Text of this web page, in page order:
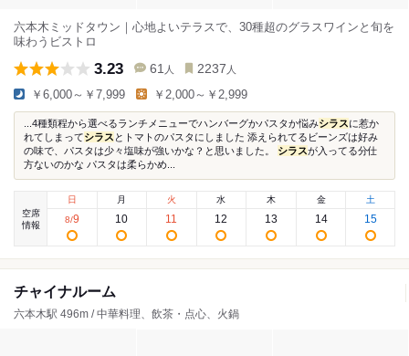
六本木ミッドタウン｜心地よいテラスで、30種超のグラスワインと旬を
味わうビストロ
3.23 61 人 2237 人
￥6,000～￥7,999 ￥2,000～￥2,999
...4種類程から選べるランチメニューでハンバーグかパスタか悩みシラスに惹か
れてしまってシラス とトマトのパスタにしました 添えられてるビーンズは好み
の味で、パスタは少々塩味が強いかな？と思いました。 シラスが入ってる分仕
方ないのかな パスタは柔らかめ...
空席
情報
日
8/9
月
10
火
11
水
12
木
13
金
14
土
15
チャイナルーム
六本木駅 496m / 中華料理、飲茶・点心、火鍋